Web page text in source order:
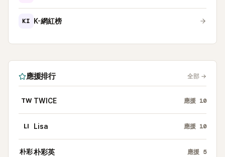
KI K-網紅榜
應援排行 全部 →
TW TWICE 應援 10
LI Lisa 應援 10
朴彩朴彩英 應援 5